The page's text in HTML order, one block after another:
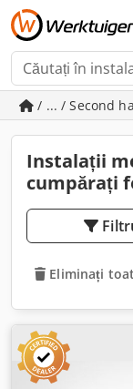
/ ... / Second
Instalații
cumpărați
Eliminați